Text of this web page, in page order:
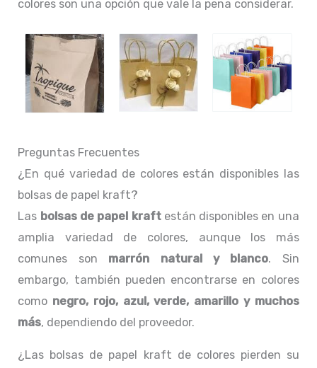
colores son una opción que vale la pena considerar.
Preguntas Frecuentes
¿En qué variedad de colores están disponibles las
bolsas de papel kraft?
Las bolsas de papel kraftestán disponibles en una
amplia variedad de colores, aunque los más
comunes son marrón natural y blanco. Sin
embargo, también pueden encontrarse en colores
como negro, rojo, azul, verde, amarillo y muchos
más, dependiendo del proveedor.
¿Las bolsas de papel kraft de colores pierden su